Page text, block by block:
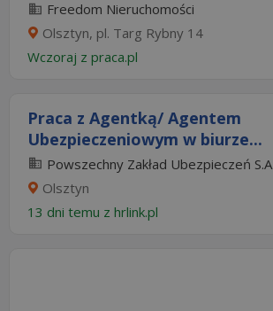
Freedom Nieruchomości
Olsztyn, pl. Targ Rybny 14
Wczoraj z praca.pl
Praca z Agentką/ Agentem
Ubezpieczeniowym w biurze...
Powszechny Zakład Ubezpieczeń S.A
Olsztyn
13 dni temu z hrlink.pl